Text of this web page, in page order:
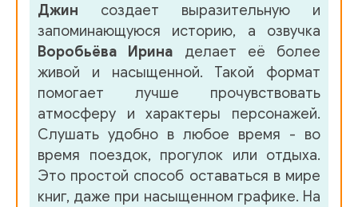
Джин создает выразительную и
запоминающуюся историю, а озвучка
Воробьёва Ирина делает её более
живой и насыщенной. Такой формат
помогает лучше прочувствовать
атмосферу и характеры персонажей.
Слушать удобно в любое время - во
время поездок, прогулок или отдыха.
Это простой способ оставаться в мире
книг, даже при насыщенном графике. На